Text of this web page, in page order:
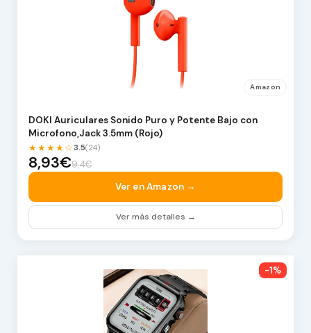
Amazon
DOKI Auriculares Sonido Puro y Potente Bajo con
Microfono,Jack 3.5mm (Rojo)
★★★★☆3.5(24)
8,93€9,4€
Ver en Amazon →
Ver más detalles →
-1%